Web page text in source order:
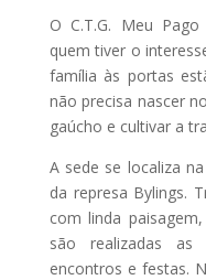
O C.T.G. Meu
quem tiver o
família às portas
não precisa nascer
gaúcho e cultivar a
A sede se localiza
da represa Bylings.
com linda
são realizadas as
encontros e festas.